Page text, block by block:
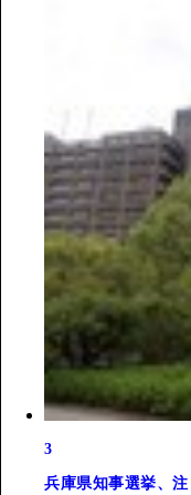
3
兵庫県知事選挙、